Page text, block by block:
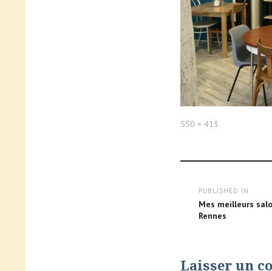
Full
550 × 413
Navigation
l’article
PUBLISHED IN
Mes meilleurs
Rennes
Laisser un